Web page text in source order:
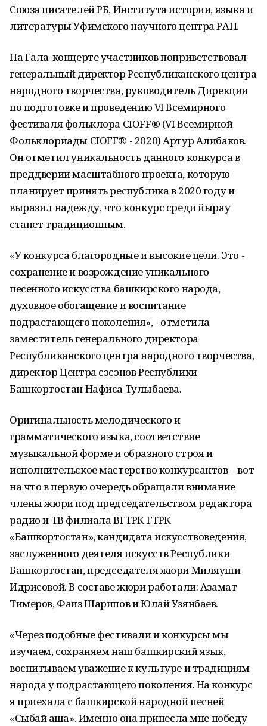
Союза писателей РБ, Института истории, языка и
литературы Уфимского научного центра РАН.
На Гала-концерте участников поприветствовал
генеральный директор Республиканского центра
народного творчества, руководитель Дирекции
по подготовке и проведению VI Всемирного
фестиваля фольклора CIOFF® (VI Всемирной
Фольклориады CIOFF® - 2020) Артур Алибаков.
Он отметил уникальность данного конкурса в
преддверии масштабного проекта, которую
планирует принять республика в 2020 году и
выразил надежду, что конкурс среди йырау
станет традиционным.
«У конкурса благородные и высокие цели. Это -
сохранение и возрождение уникального
песенного искусства башкирского народа,
духовное обогащение и воспитание
подрастающего поколения», - отметила
заместитель генерального директора
Республиканского центра народного творчества,
директор Центра сэсэнов Республики
Башкортостан Нафиса Тулыбаева.
Оригинальность мелодического и
грамматического языка, соответствие
музыкальной форме и образного строя и
исполнительское мастерство конкурсантов – вот
на что в первую очередь обращали внимание
члены жюри под председательством редактора
радио и ТВ филиала ВГТРК ГТРК
«Башкортостан», кандидата искусствоведения,
заслуженного деятеля искусств Республики
Башкортостан, председателя жюри Миляуши
Идрисовой. В составе жюри работали: Азамат
Тимеров, Фаиз Шарипов и Юлай Узянбаев.
«Через подобные фестивали и конкурсы мы
изучаем, сохраняем наш башкирский язык,
воспитываем уважение к культуре и традициям
народа у подрастающего поколения. На конкурс
я приехала с башкирской народной песней
«Сыбай ҡашҡа». Именно она принесла мне победу